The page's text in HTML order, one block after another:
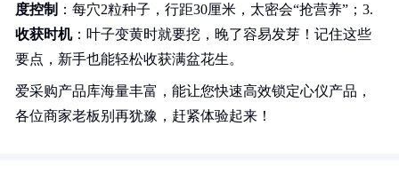
度控制 ：每穴2粒种子，行距30厘米，太密会“抢营养”；3.
收获时机：叶子变黄时就要挖，晚了容易发芽！记住这些
要点，新手也能轻松收获满盆花生。
爱采购产品库海量丰富，能让您快速高效锁定心仪产品，
各位商家老板别再犹豫，赶紧体验起来！